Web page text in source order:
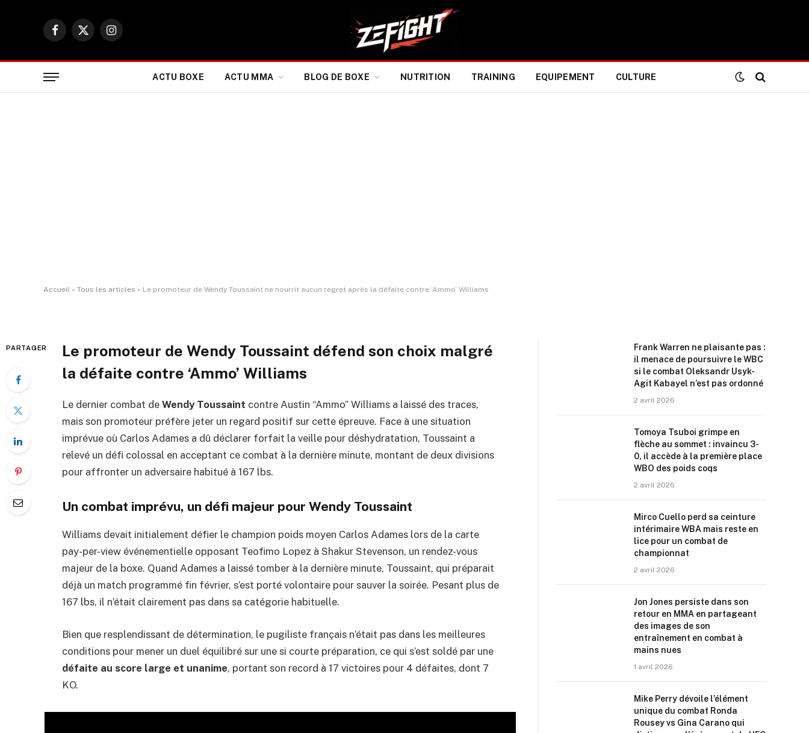
Facebook
X
Instagram
ACTU BOXE ACTU MMA BLOG DE BOXE NUTRITION TRAINING EQUIPEMENT CULTURE
Accueil » Tous les articles » Le promoteur de Wendy Toussaint ne nourrit aucun regret après la défaite contre ‘Ammo’ Williams
Par ADIL 2 mars 2026 Aucun commentaire 4 Minutes de Lecture
PARTAGER
Le promoteur de Wendy Toussaint défend son choix malgré
la défaite contre ‘Ammo’ Williams
Le dernier combat de Wendy Toussaint contre Austin “Ammo” Williams a laissé des traces,
mais son promoteur préfère jeter un regard positif sur cette épreuve. Face à une situation
imprévue où Carlos Adames a dû déclarer forfait la veille pour déshydratation, Toussaint a
relevé un défi colossal en acceptant ce combat à la dernière minute, montant de deux divisions
pour affronter un adversaire habitué à 167 lbs.
Un combat imprévu, un défi majeur pour Wendy Toussaint
Williams devait initialement défier le champion poids moyen Carlos Adames lors de la carte
pay-per-view événementielle opposant Teofimo Lopez à Shakur Stevenson, un rendez-vous
majeur de la boxe. Quand Adames a laissé tomber à la dernière minute, Toussaint, qui préparait
déjà un match programmé fin février, s’est porté volontaire pour sauver la soirée. Pesant plus de
167 lbs, il n’était clairement pas dans sa catégorie habituelle.
Bien que resplendissant de détermination, le pugiliste français n’était pas dans les meilleures
conditions pour mener un duel équilibré sur une si courte préparation, ce qui s’est soldé par une
défaite au score large et unanime, portant son record à 17 victoires pour 4 défaites, dont 7
KO.
Frank Warren ne plaisante pas :
il menace de poursuivre le WBC
si le combat Oleksandr Usyk-
Agit Kabayel n’est pas ordonné
2 avril 2026
Tomoya Tsuboi grimpe en
flèche au sommet : invaincu 3-
0, il accède à la première place
WBO des poids coqs
2 avril 2026
Mirco Cuello perd sa ceinture
intérimaire WBA mais reste en
lice pour un combat de
championnat
2 avril 2026
Jon Jones persiste dans son
retour en MMA en partageant
des images de son
entraînement en combat à
mains nues
1 avril 2026
Mike Perry dévoile l’élément
unique du combat Ronda
Rousey vs Gina Carano qui